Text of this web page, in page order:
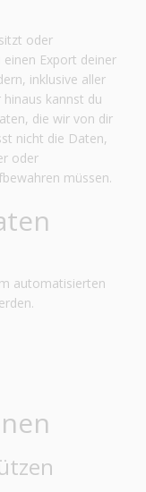
oder
Export deiner
inklusive aller
kannst du
die wir von dir
nicht die Daten,
oder
müssen.
automatisierten